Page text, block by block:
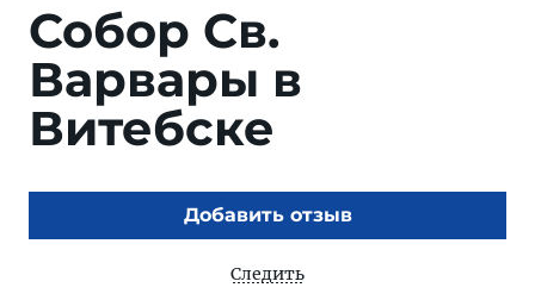
Собор Св.
Варвары в
Витебске
Добавить отзыв
Следить